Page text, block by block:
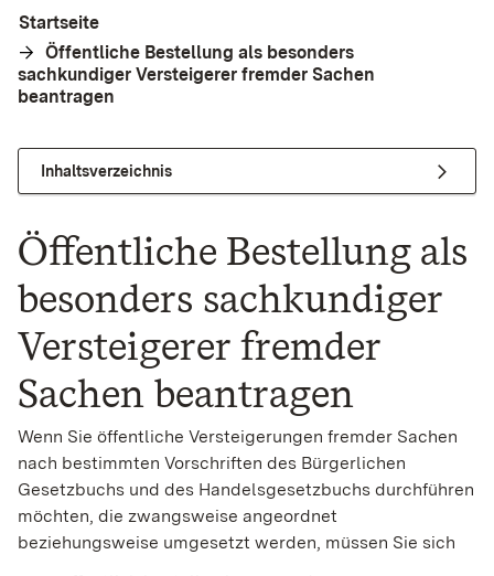
Startseite
Öffentliche Bestellung als besonders
sachkundiger Versteigerer fremder Sachen
beantragen
Inhaltsverzeichnis
Öffentliche Bestellung als
besonders sachkundiger
Versteigerer fremder
Sachen beantragen
Wenn Sie öffentliche Versteigerungen fremder Sachen
nach bestimmten Vorschriften des Bürgerlichen
Gesetzbuchs und des Handelsgesetzbuchs durchführen
möchten, die zwangsweise angeordnet
beziehungsweise umgesetzt werden, müssen Sie sich